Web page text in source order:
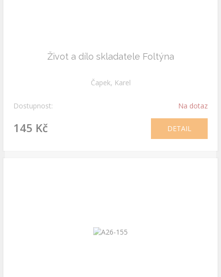
Život a dílo skladatele Foltýna
Čapek, Karel
Dostupnost: Na dotaz
145 Kč DETAIL